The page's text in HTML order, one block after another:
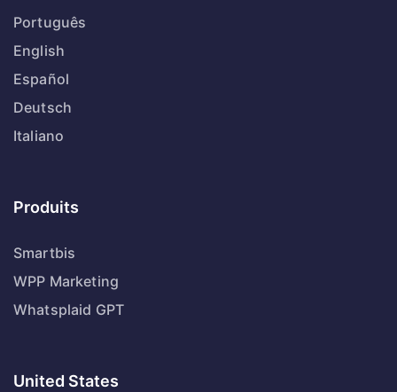
Português
English
Español
Deutsch
Italiano
Produits
Smartbis
WPP Marketing
Whatsplaid GPT
United States